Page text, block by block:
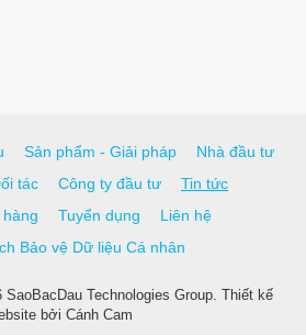
Sản phẩm - Giải pháp
Nhà đầu tư
tác
Công ty đầu tư
Tin tức
Tuyển dụng
Liên hệ
Bảo vệ Dữ liệu Cá nhân
Technologies Group. Thiết kế
bởi Cánh Cam